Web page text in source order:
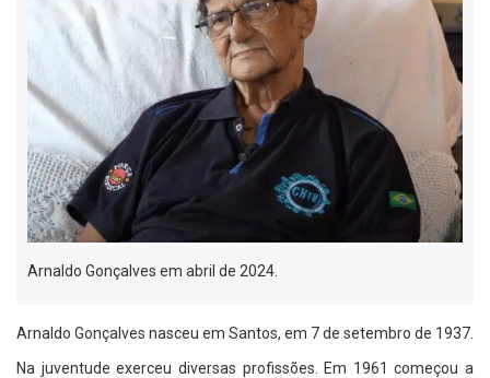
Arnaldo Gonçalves em abril de 2024.
Arnaldo Gonçalves nasceu em Santos, em 7 de setembro de 1937.
Na juventude exerceu diversas profissões. Em 1961 começou a